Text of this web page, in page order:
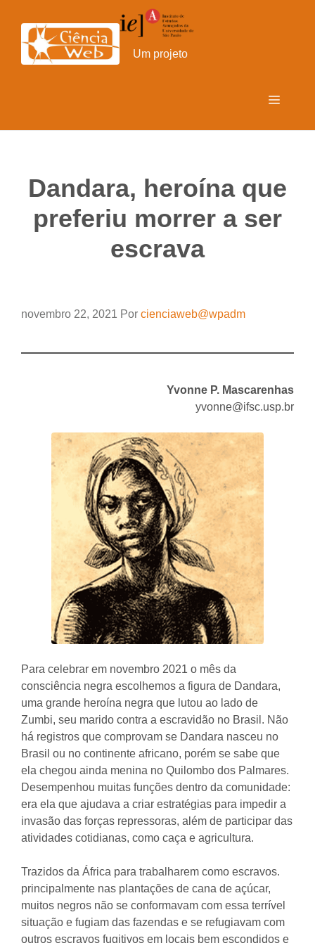
para
conteúdo
Um projeto
Menu
Dandara, heroína que
preferiu morrer a ser
escrava
novembro 22, 2021 Por cienciaweb@wpadm
Yvonne P. Mascarenhas
yvonne@ifsc.usp.br
Para celebrar em novembro 2021 o mês da
consciência negra escolhemos a figura de Dandara,
uma grande heroína negra que lutou ao lado de
Zumbi, seu marido contra a escravidão no Brasil. Não
há registros que comprovam se Dandara nasceu no
Brasil ou no continente africano, porém se sabe que
ela chegou ainda menina no Quilombo dos Palmares.
Desempenhou muitas funções dentro da comunidade:
era ela que ajudava a criar estratégias para impedir a
invasão das forças repressoras, além de participar das
atividades cotidianas, como caça e agricultura.
Trazidos da África para trabalharem como escravos.
principalmente nas plantações de cana de açúcar,
muitos negros não se conformavam com essa terrível
situação e fugiam das fazendas e se refugiavam com
outros escravos fugitivos em locais bem escondidos e